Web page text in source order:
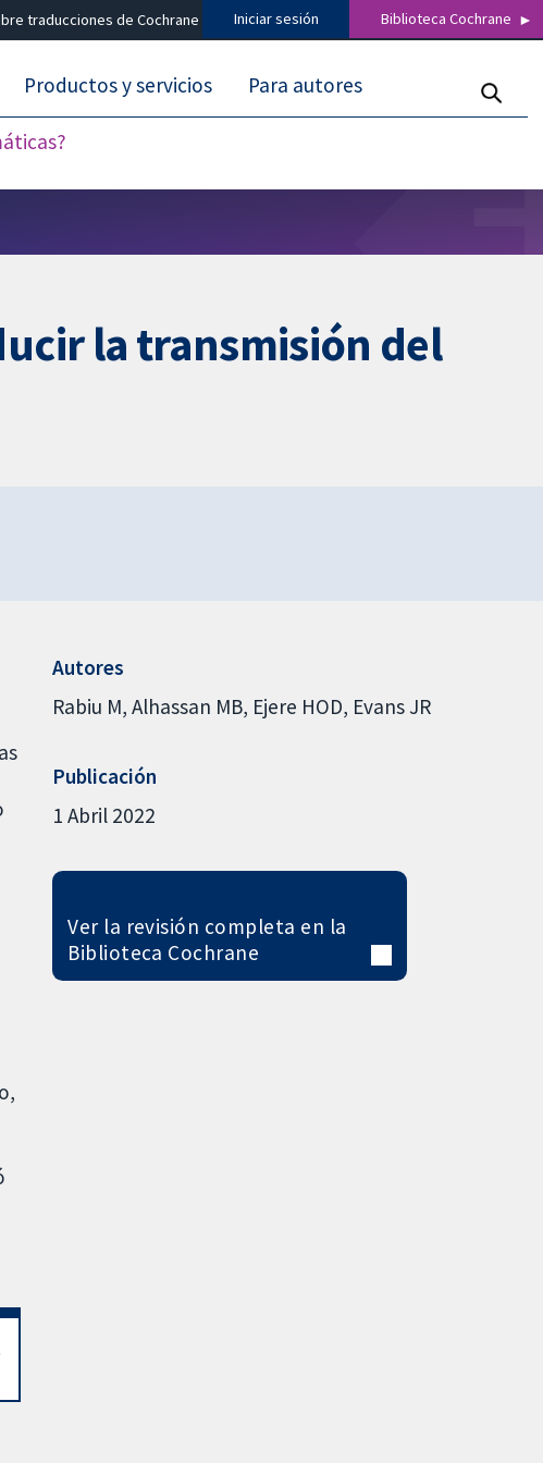
traducciones de Cochrane Iniciar sesión Biblioteca Cochrane
Productos y servicios Para autores
la transmisión del
Autores
Rabiu M Alhassan MB Ejere HOD Evans JR
Publicación
1 Abril 2022
Ver la revisión completa en la
Biblioteca Cochrane